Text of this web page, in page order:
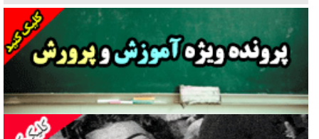
دنده دولت به واگذاری مسئله‌دار ایران‌خودرو/ خصوصی‌سازی یا انحصار؟
غریزه‌ی بقا و آقای باقی و رفقا
جراحی‌های زیبایی با مدرک فوق‌دیپلم! + گفت‌وگو با متهم
گفت‌وگو با همسر یکی از شهدای جنگ رمضان/ پیکر بی‌سر شهید را از
انگشت‌های پا شناسایی کردیم